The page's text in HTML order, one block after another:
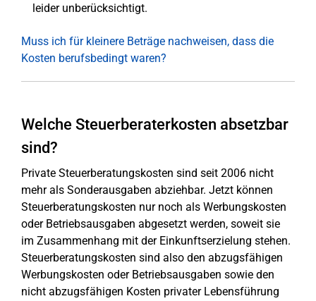
leider unberücksichtigt.
Muss ich für kleinere Beträge nachweisen, dass die
Kosten berufsbedingt waren?
Welche Steuerberaterkosten absetzbar
sind?
Private Steuerberatungskosten sind seit 2006 nicht
mehr als Sonderausgaben abziehbar. Jetzt können
Steuerberatungskosten nur noch als Werbungskosten
oder Betriebsausgaben abgesetzt werden, soweit sie
im Zusammenhang mit der Einkunftserzielung stehen.
Steuerberatungskosten sind also den abzugsfähigen
Werbungskosten oder Betriebsausgaben sowie den
nicht abzugsfähigen Kosten privater Lebensführung